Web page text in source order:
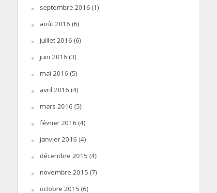
septembre 2016 (1)
août 2016 (6)
juillet 2016 (6)
juin 2016 (3)
mai 2016 (5)
avril 2016 (4)
mars 2016 (5)
février 2016 (4)
janvier 2016 (4)
décembre 2015 (4)
novembre 2015 (7)
octobre 2015 (6)